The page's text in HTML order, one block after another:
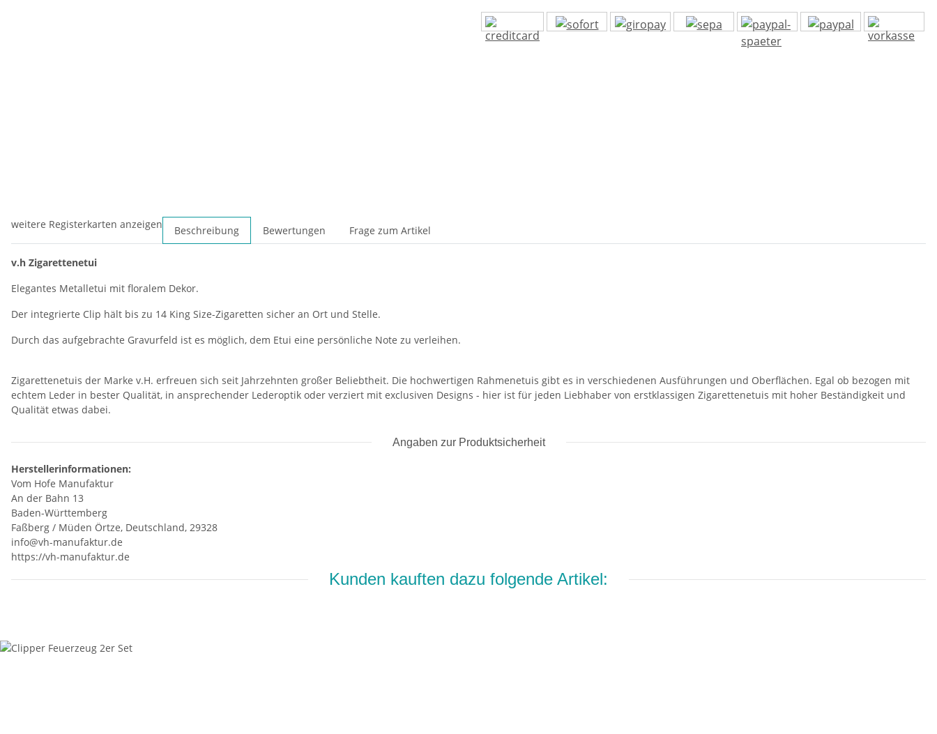
weitere Registerkarten anzeigen Beschreibung Bewertungen Frage zum Artikel
v.h Zigarettenetui
Elegantes Metalletui mit floralem Dekor.
Der integrierte Clip hält bis zu 14 King Size-Zigaretten sicher an Ort und Stelle.
Durch das aufgebrachte Gravurfeld ist es möglich, dem Etui eine persönliche Note zu verleihen.
Zigarettenetuis der Marke v.H. erfreuen sich seit Jahrzehnten großer Beliebtheit. Die hochwertigen Rahmenetuis gibt es in verschiedenen Ausführungen und Oberflächen. Egal ob bezogen mit
echtem Leder in bester Qualität, in ansprechender Lederoptik oder verziert mit exclusiven Designs - hier ist für jeden Liebhaber von erstklassigen Zigarettenetuis mit hoher Beständigkeit und
Qualität etwas dabei.
Angaben zur Produktsicherheit
Herstellerinformationen:
Vom Hofe Manufaktur
An der Bahn 13
Baden-Württemberg
Faßberg / Müden Örtze, Deutschland, 29328
info@vh-manufaktur.de
https://vh-manufaktur.de
Kunden kauften dazu folgende Artikel: